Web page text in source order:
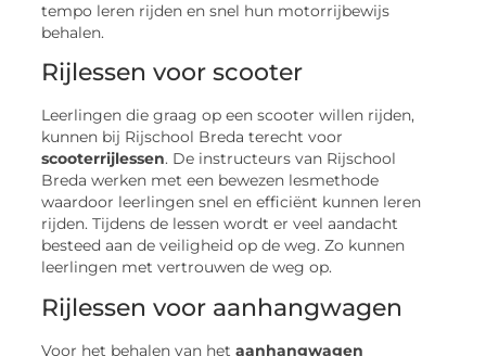
tempo leren rijden en snel hun motorrijbewijs
behalen.
Rijlessen voor scooter
Leerlingen die graag op een scooter willen rijden,
kunnen bij Rijschool Breda terecht voor
scooterrijlessen. De instructeurs van Rijschool
Breda werken met een bewezen lesmethode
waardoor leerlingen snel en efficiënt kunnen leren
rijden. Tijdens de lessen wordt er veel aandacht
besteed aan de veiligheid op de weg. Zo kunnen
leerlingen met vertrouwen de weg op.
Rijlessen voor aanhangwagen
Voor het behalen van hetaanhangwagen